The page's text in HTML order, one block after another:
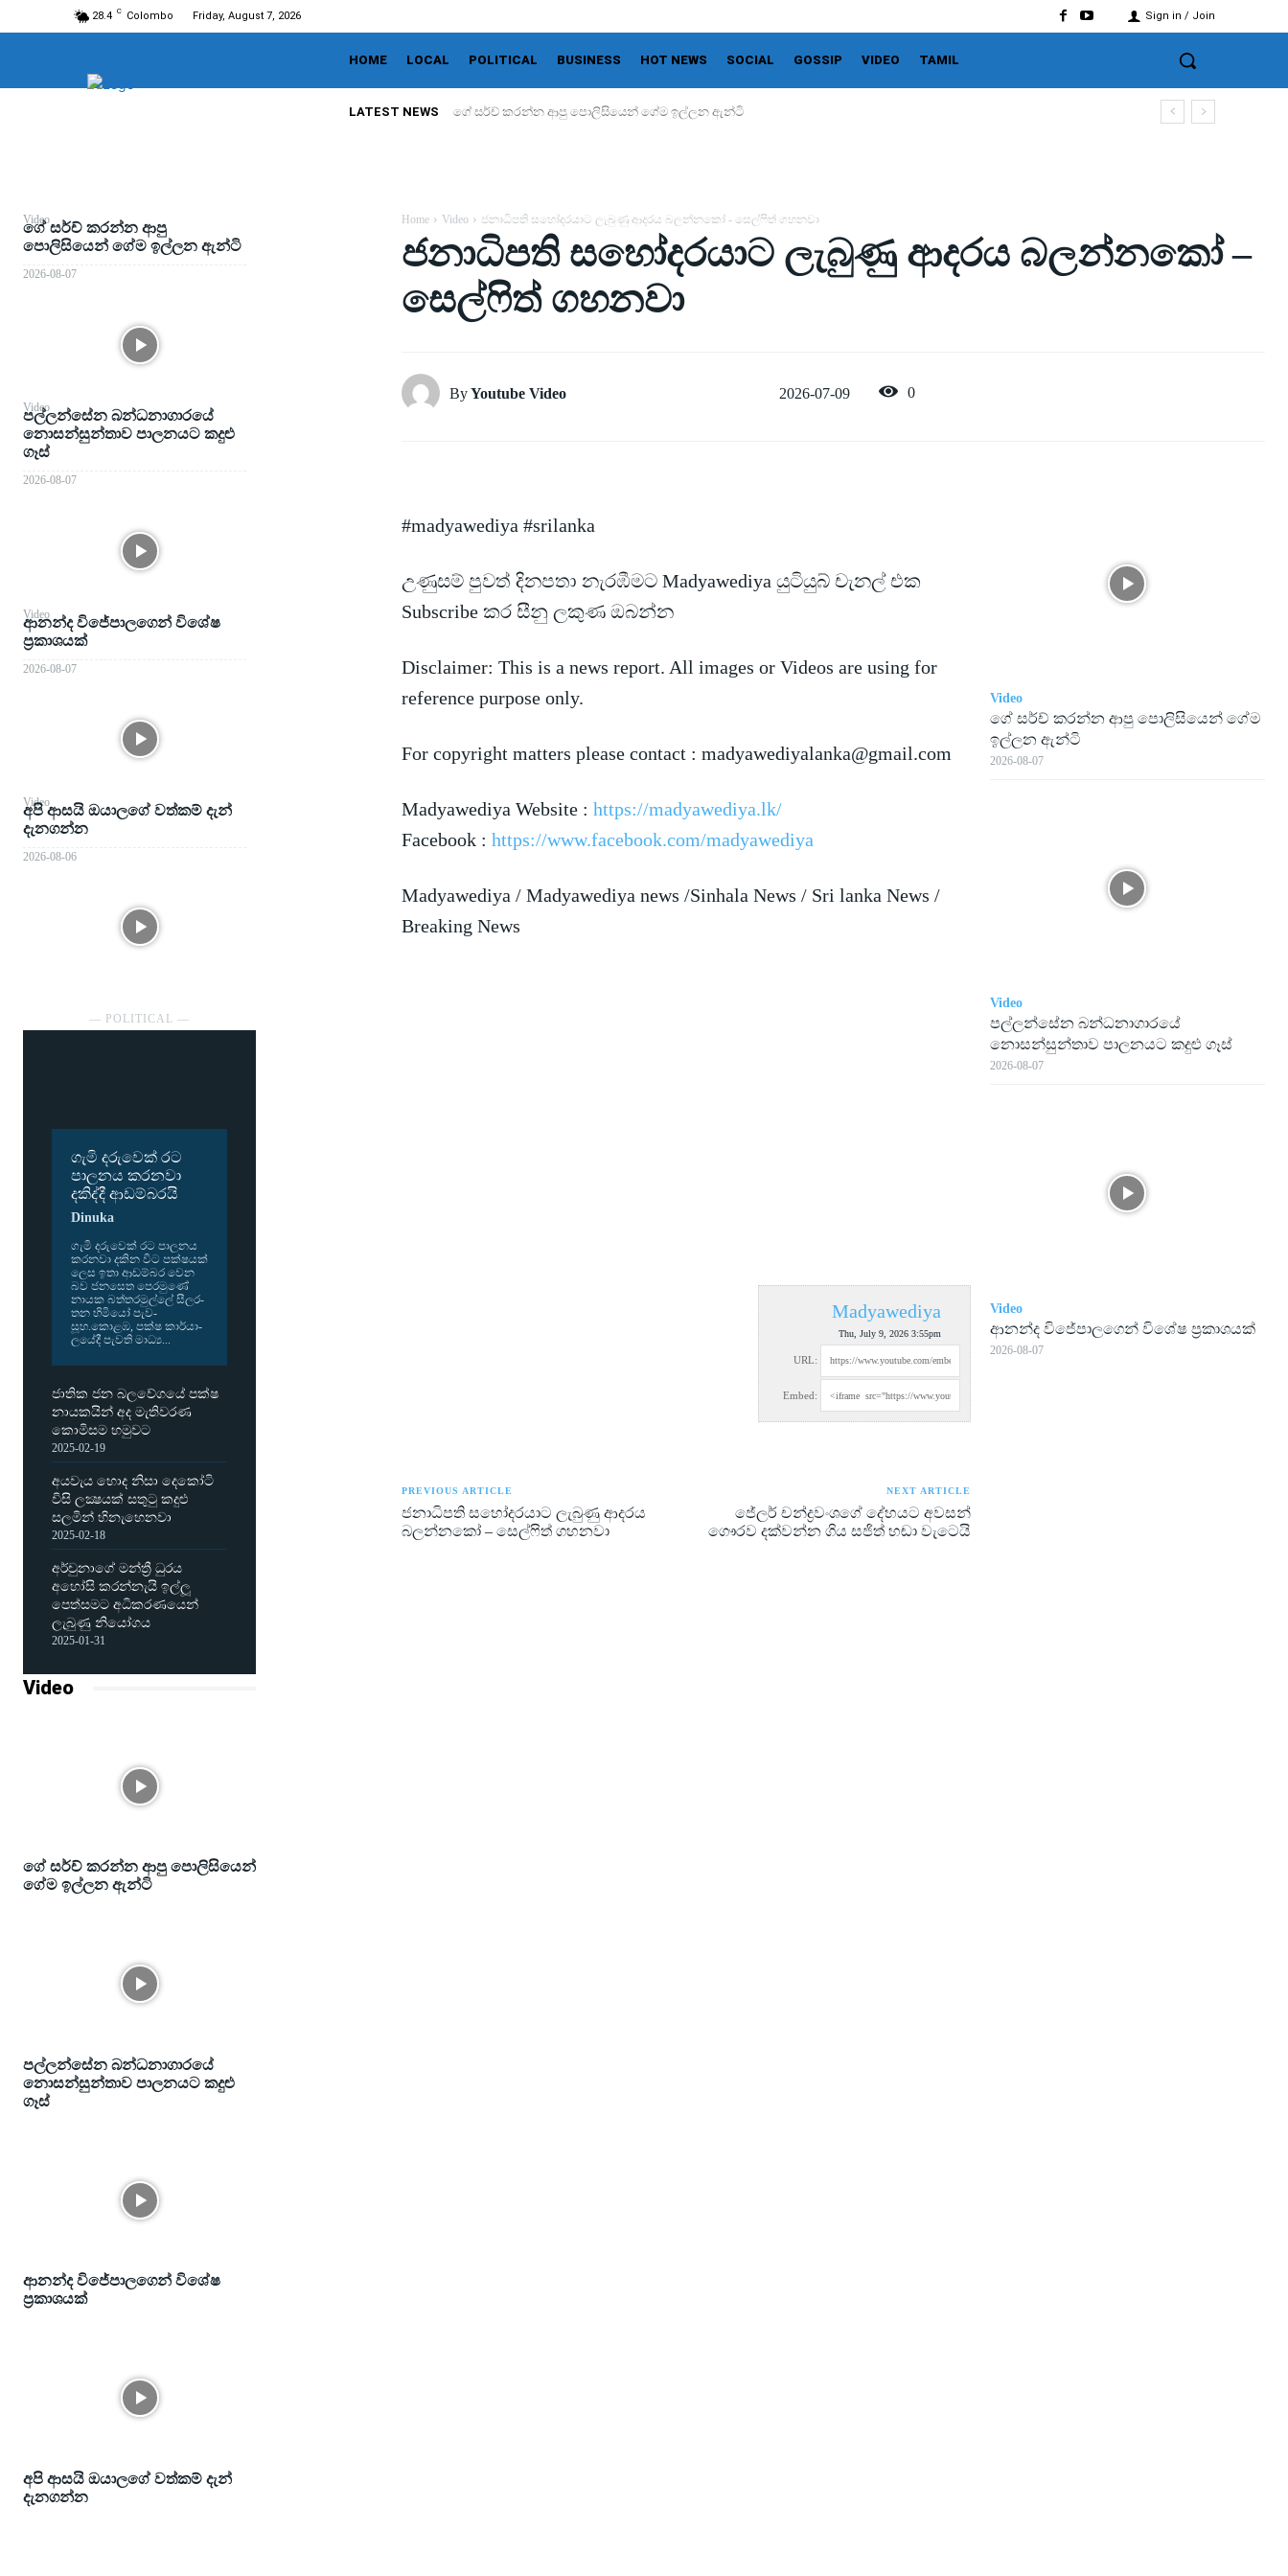
28.4 C Colombo Friday, August 7, 2026 Sign in / Join
HOME LOCAL POLITICAL BUSINESS HOT NEWS SOCIAL GOSSIP VIDEO TAMIL
LATEST NEWS ගේ සර්ච් කරන්න ආපු පොලිසියෙන් ගේම ඉල්ලන ඇන්ටි
Video
ගේ සර්ච් කරන්න ආපු
පොලිසියෙන් ගේම ඉල්ලන ඇන්ටි
2026-08-07
Video
පල්ලන්සේන බන්ධනාගාරයේ
නොසන්සුන්තාව පාලනයට කදුළු
ගෑස්
2026-08-07
Video
ආනන්ද විජේපාලගෙන් විශේෂ
ප්‍රකාශයක්
2026-08-07
Video
අපි ආසයි ඔයාලගේ වත්කම් දැන්
දැනගන්න
2026-08-06
― POLITICAL ―
ගැමි දරුවෙක් රට
පාලනය කරනවා
දකිද්දී ආඩම්බරයි
Dinuka
ගැමි දරු­වෙක් රට පාල­නය
කර­නවා දකින විට පක්ෂ­යක්
ලෙස ඉතා ආඩ­ම්බර වෙන
බව ජන­සෙත පෙර­මුණේ
නායක බත්ත­ර­මුල්ලේ සීල­ර­
තන හිමියෝ පැව­
සූහ.කොළඹ, පක්ෂ කාර්යා­
ල­යේදී පැවති මාධ්‍ය...
ජාතික ජන බලවේගයේ පක්ෂ
නායකයින් අද මැතිවරණ
කොමිසම හමුවට
2025-02-19
අයවැය හොද නිසා දෙකෝටි
විසි ලක්‍ෂයක් සතුටු කදුළු
සලමින් හිනැහෙනවා
2025-02-18
අර්චුනාගේ මන්ත්‍රී ධුරය
අහෝසි කරන්නැයි ඉල්ලූ
පෙත්සමට අධිකරණයෙන්
ලැබුණු නියෝගය
2025-01-31
Video
ගේ සර්ච් කරන්න ආපු පොලිසියෙන්
ගේම ඉල්ලන ඇන්ටි
පල්ලන්සේන බන්ධනාගාරයේ
නොසන්සුන්තාව පාලනයට කදුළු
ගෑස්
ආනන්ද විජේපාලගෙන් විශේෂ
ප්‍රකාශයක්
අපි ආසයි ඔයාලගේ වත්කම් දැන්
දැනගන්න
Home Video ජනාධිපති සහෝදරයාට ලැබුණු ආදරය බලන්නකෝ - සෙල්ෆිත් ගහනවා
ජනාධිපති සහෝදරයාට ලැබුණු ආදරය බලන්නකෝ –
සෙල්ෆිත් ගහනවා
ByYoutube Video 2026-07-09 0
#madyawediya #srilanka
උණුසම් පුවත් දිනපතා නැරඹීමට Madyawediya යුටියුබ් චැනල් එක
Subscribe කර සීනු ලකුණ ඔබන්න
Disclaimer: This is a news report. All images or Videos are using for
reference purpose only.
For copyright matters please contact : madyawediyalanka@gmail.com
Madyawediya Website : https://madyawediya.lk/
Facebook : https://www.facebook.com/madyawediya
Madyawediya / Madyawediya news /Sinhala News / Sri lanka News /
Breaking News
Madyawediya
Thu, July 9, 2026 3:55pm
URL:
Embed:
PREVIOUS ARTICLE
ජනාධිපති සහෝදරයාට ලැබුණු ආදරය
බලන්නකෝ – සෙල්ෆිත් ගහනවා
NEXT ARTICLE
ජේලර් චන්ද්‍රවංශගේ දේහයට අවසන්
ගෞරව දක්වන්න ගිය සජිත් හඬා වැටෙයි
Video
ගේ සර්ච් කරන්න ආපු පොලිසියෙන් ගේම
ඉල්ලන ඇන්ටි
2026-08-07
Video
පල්ලන්සේන බන්ධනාගාරයේ
නොසන්සුන්තාව පාලනයට කදුළු ගෑස්
2026-08-07
Video
ආනන්ද විජේපාලගෙන් විශේෂ ප්‍රකාශයක්
2026-08-07